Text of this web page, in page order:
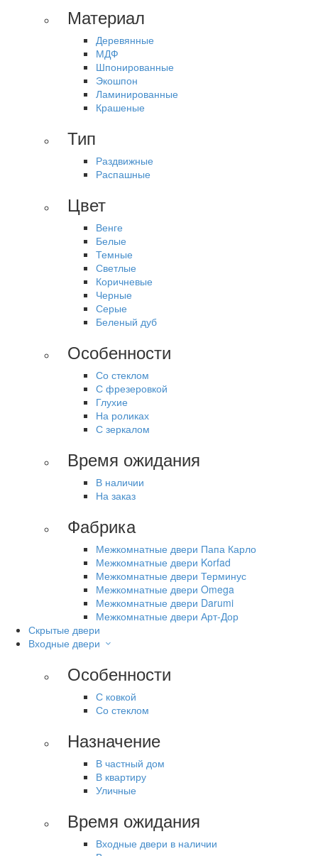
Материал
Деревянные
МДФ
Шпонированные
Экошпон
Ламинированные
Крашеные
Тип
Раздвижные
Распашные
Цвет
Венге
Белые
Темные
Светлые
Коричневые
Черные
Серые
Беленый дуб
Особенности
Со стеклом
С фрезеровкой
Глухие
На роликах
С зеркалом
Время ожидания
В наличии
На заказ
Фабрика
Межкомнатные двери Папа Карло
Межкомнатные двери Korfad
Межкомнатные двери Терминус
Межкомнатные двери Omega
Межкомнатные двери Darumi
Межкомнатные двери Арт-Дор
Скрытые двери
Входные двери
Особенности
С ковкой
Со стеклом
Назначение
В частный дом
В квартиру
Уличные
Время ожидания
Входные двери в наличии